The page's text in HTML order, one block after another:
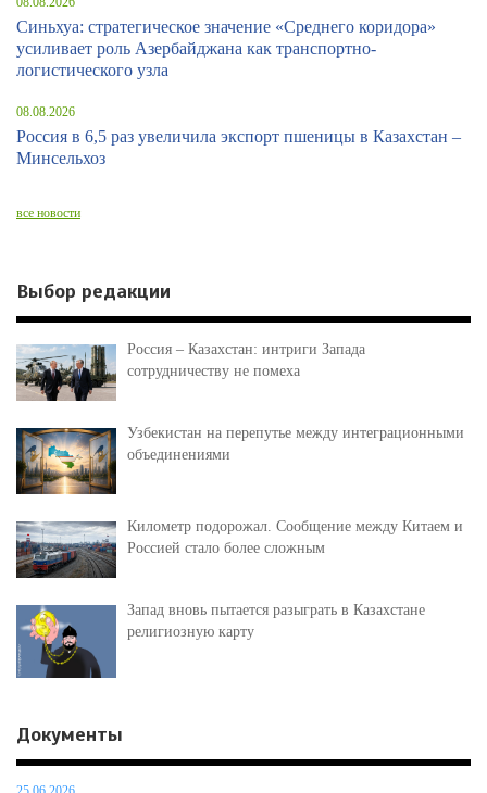
Синьхуа: стратегическое значение «Среднего коридора»
усиливает роль Азербайджана как транспортно-
логистического узла
08.08.2026
Россия в 6,5 раз увеличила экспорт пшеницы в Казахстан –
Минсельхоз
все новости
Выбор редакции
Россия – Казахстан: интриги Запада
сотрудничеству не помеха
Узбекистан на перепутье между интеграционными
объединениями
Километр подорожал. Сообщение между Китаем и
Россией стало более сложным
Запад вновь пытается разыграть в Казахстане
религиозную карту
Документы